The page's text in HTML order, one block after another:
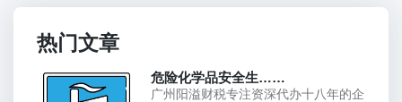
热门文章
危险化学品安全生……
广州阳溢财税专注资深代办十八年的企